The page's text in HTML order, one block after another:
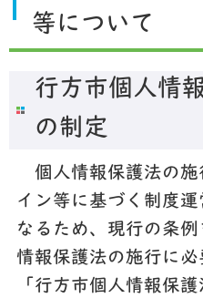
等について
行方市個人情
の制定
個人情報保護法の施
イン等に基づく制度
なるため、現行の条
情報保護法の施行に
「行方市個人情報保